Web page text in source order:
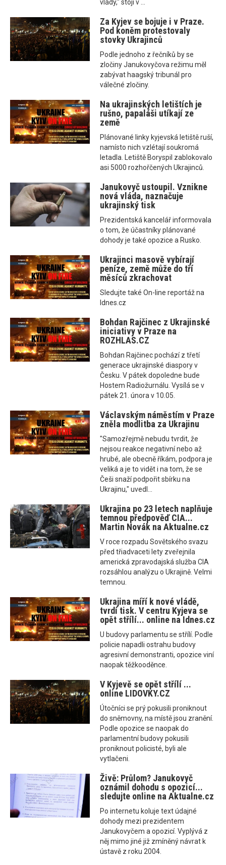
vlády," stojí v ...
Za Kyjev se bojuje i v Praze.
Pod koněm protestovaly
stovky Ukrajinců
Podle jednoho z řečníků by se
zločiny Janukovyčova režimu měl
zabývat haagský tribunál pro
válečné zločiny.
Na ukrajinských letištích je
rušno, papaláši utíkají ze
země
Plánované linky kyjevská letiště ruší,
namísto nich vzlétají soukromá
letadla. Letiště Boryspil zablokovalo
asi 5000 rozhořčených Ukrajinců.
Janukovyč ustoupil. Vznikne
nová vláda, naznačuje
ukrajinský tisk
Prezidentská kancelář informovala
o tom, že účastníky plánované
dohody je také opozice a Rusko.
Ukrajinci masově vybírají
peníze, země může do tří
měsíců zkrachovat
Sledujte také On-line reportáž na
Idnes.cz
Bohdan Rajčinec z Ukrajinské
iniciativy v Praze na
ROZHLAS.CZ
Bohdan Rajčinec pochází z třetí
generace ukrajinské diaspory v
Česku. V pátek dopoledne bude
Hostem Radiožurnálu. Vysílá se v
pátek 21. února v 10.05.
Václavským náměstím v Praze
zněla modlitba za Ukrajinu
"Samozřejmě nebudu tvrdit, že
nejsou reakce negativní nebo až
hrubé, ale obecně říkám, podpora je
veliká a je to vidět i na tom, že se
Češi snaží podpořit sbírku na
Ukrajinu," uvedl...
Ukrajina po 23 letech naplňuje
temnou předpověď CIA...
Martin Novák na Aktualne.cz
V roce rozpadu Sovětského svazu
před třiadvaceti lety zveřejnila
americká zpravodajská služba CIA
rozsáhlou analýzu o Ukrajině. Velmi
temnou.
Ukrajina míří k nové vládě,
tvrdí tisk. V centru Kyjeva se
opět střílí... online na Idnes.cz
U budovy parlamentu se střílí. Podle
policie napadli ostrahu budovy
agresivní demonstranti, opozice viní
naopak těžkooděnce.
V Kyjevě se opět střílí ...
online LIDOVKY.CZ
Útočníci se prý pokusili proniknout
do sněmovny, na místě jsou zranění.
Podle opozice se naopak do
parlamentní budovy pokusili
proniknout policisté, byli ale
vytlačeni.
Živě: Průlom? Janukovyč
oznámil dohodu s opozicí...
sledujte online na Aktualne.cz
Po internetu koluje text údajné
dohody mezi prezidentem
Janukovyčem a opozicí. Vyplývá z
něj mimo jiné již zmíněný návrat k
ústavě z roku 2004.